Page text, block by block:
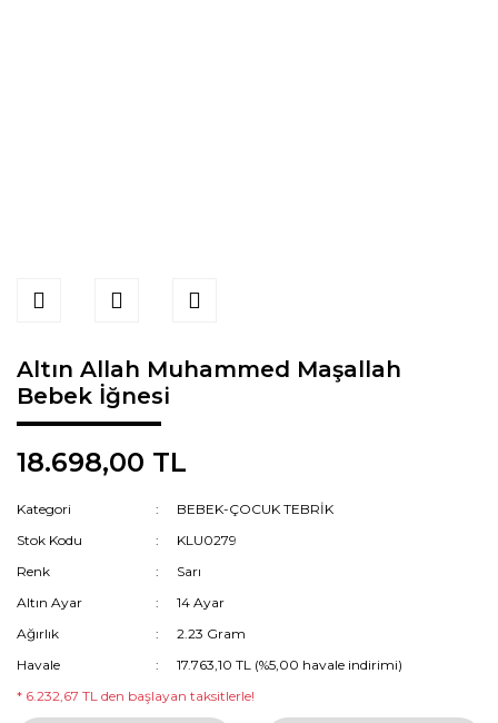
Altın Allah Muhammed Maşallah
Bebek İğnesi
18.698,00 TL
Kategori
BEBEK-ÇOCUK TEBRİK
Stok Kodu
KLU0279
Renk
Sarı
Altın Ayar
14 Ayar
Ağırlık
2.23 Gram
Havale
17.763,10 TL (%5,00 havale indirimi)
* 6.232,67 TL den başlayan taksitlerle!